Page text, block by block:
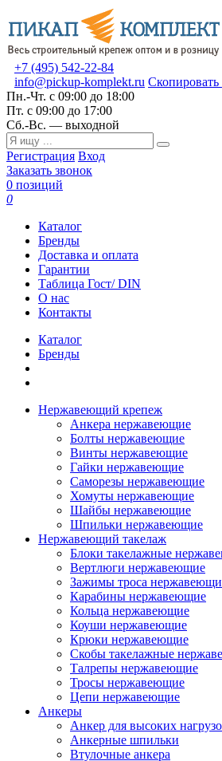
+7 (495) 542-22-84
info@pickup-komplekt.ru Скопировать
Пн.-Чт. с 09:00 до 18:00
Пт. с 09:00 до 17:00
Сб.-Вс. — выходной
Регистрация Вход
Заказать звонок
0 позиций
0
Каталог
Бренды
Доставка и оплата
Гарантии
Таблица Гост/ DIN
О нас
Контакты
Каталог
Бренды
Нержавеющий крепеж
Анкера нержавеющие
Болты нержавеющие
Винты нержавеющие
Гайки нержавеющие
Саморезы нержавеющие
Хомуты нержавеющие
Шайбы нержавеющие
Шпильки нержавеющие
Нержавеющий такелаж
Блоки такелажные
Вертлюги нержавеющие
Зажимы троса
Карабины нержавеющие
Кольца нержавеющие
Коуши нержавеющие
Крюки нержавеющие
Скобы такелажные
Талрепы нержавеющие
Тросы нержавеющие
Цепи нержавеющие
Анкеры
Анкер для высоких
Анкерные шпильки
Втулочные анкера